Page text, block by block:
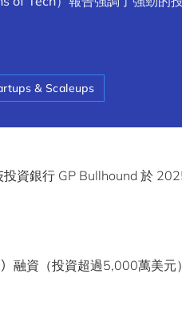
& Scaleups
投資銀行 GP Bullhound 於
） 融資（投資超過5,000萬美元